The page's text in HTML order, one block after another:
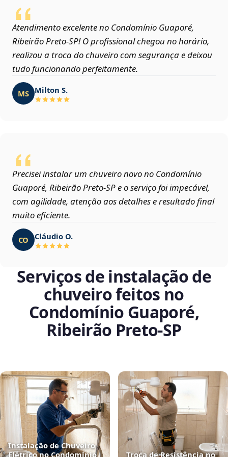
Atendimento excelente no Condomínio Guaporé,
Ribeirão Preto‑SP! O profissional chegou no horário,
realizou a troca do chuveiro com segurança e deixou
tudo funcionando perfeitamente.
MS Milton S.
Precisei instalar um chuveiro novo no Condomínio
Guaporé, Ribeirão Preto‑SP e o serviço foi impecável,
com agilidade, atenção aos detalhes e resultado final
muito eficiente.
CO Cláudio O.
Serviços de instalação de
chuveiro feitos no
Condomínio Guaporé,
Ribeirão Preto‑SP
Instalação de Chuveiro
Elétrico no Condomínio
Troca de Resistência no